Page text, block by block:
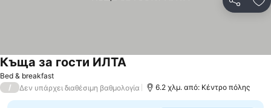
Bed & breakfast
Къща за гости ИЛТА
/ Δεν υπάρχει διαθέσιμη βαθμολογία 6.2 χλμ. από: Κέντρο πόλης